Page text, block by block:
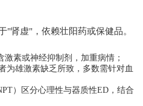
"肾虚"，依赖壮阳药或保健品。
素或神经抑制剂，加重病情；
为雄激素缺乏所致，多数需针对血
）区分心理性与器质性ED，结合